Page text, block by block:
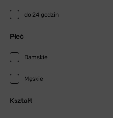
do 24 godzin
Płeć
Damskie
Męskie
Kształt